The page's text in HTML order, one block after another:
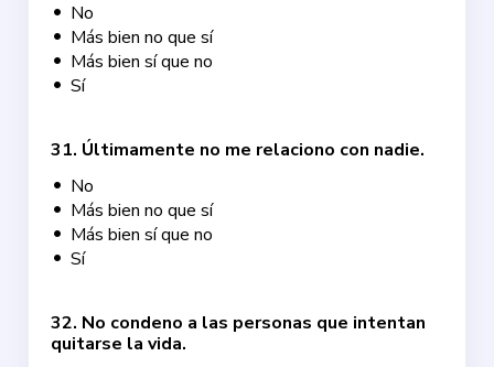
No
Más bien no que sí
Más bien sí que no
Sí
31. Últimamente no me relaciono con nadie.
No
Más bien no que sí
Más bien sí que no
Sí
32. No condeno a las personas que intentan
quitarse la vida.